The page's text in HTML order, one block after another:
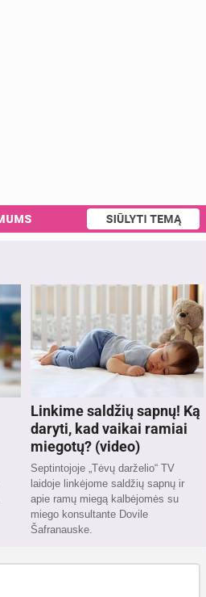
Linkime saldžių sapnų! Ką
daryti, kad vaikai ramiai
miegotų? (video)
Septintojoje „Tėvų darželio“ TV
laidoje linkėjome saldžių sapnų ir
apie ramų miegą kalbėjomės su
miego konsultante Dovile
Šafranauske.